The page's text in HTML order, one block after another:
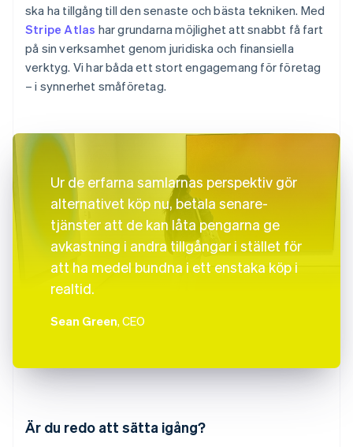
Är du redo att sätta igång?
ska ha tillgång till den senaste och bästa tekniken. Med
Stripe Atlas har grundarna möjlighet att snabbt få fart
på sin verksamhet genom juridiska och finansiella
verktyg. Vi har båda ett stort engagemang för företag
– i synnerhet småföretag.
Ur de erfarna samlarnas perspektiv gör
alternativet köp nu, betala senare-
tjänster att de kan låta pengarna ge
avkastning i andra tillgångar i stället för
att ha medel bundna i ett enstaka köp i
realtid.
Sean Green, CEO
Belgien